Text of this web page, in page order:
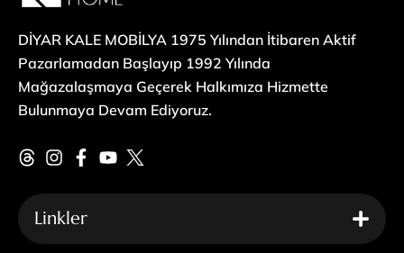
DİYAR KALE MOBİLYA 1975 Yılından İtibaren Aktif
Pazarlamadan Başlayıp 1992 Yılında
Mağazalaşmaya Geçerek Halkımıza Hizmette
Bulunmaya Devam Ediyoruz.
Linkler